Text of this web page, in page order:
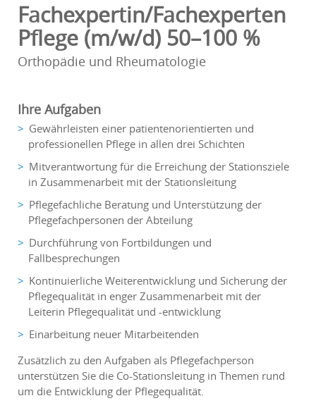
Fachexpertin/Fachexperten
Pflege (m/w/d) 50–100 %
Orthopädie und Rheumatologie
Ihre Aufgaben
Gewährleisten einer patientenorientierten und
professionellen Pflege in allen drei Schichten
Mitverantwortung für die Erreichung der Stationsziele
in Zusammenarbeit mit der Stationsleitung
Pflegefachliche Beratung und Unterstützung der
Pflegefachpersonen der Abteilung
Durchführung von Fortbildungen und
Fallbesprechungen
Kontinuierliche Weiterentwicklung und Sicherung der
Pflegequalität in enger Zusammenarbeit mit der
Leiterin Pflegequalität und -entwicklung
Einarbeitung neuer Mitarbeitenden
Zusätzlich zu den Aufgaben als Pflegefachperson
unterstützen Sie die Co-Stationsleitung in Themen rund
um die Entwicklung der Pflegequalität.